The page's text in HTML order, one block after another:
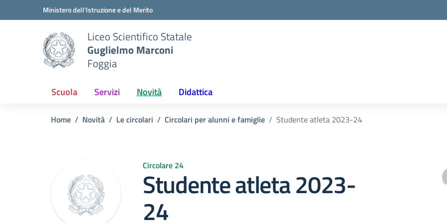
Vai ai contenuti
Vai al menu di navigazioneMinistero dell'Istruzione e del Merito
Liceo Scientifico Statale
Guglielmo Marconi
Foggia
Scuola Servizi Novità Didattica
Home Novità Le circolari Circolari per alunni e famiglie Studente atleta 2023-24
Circolare 24
Studente atleta 2023-
24